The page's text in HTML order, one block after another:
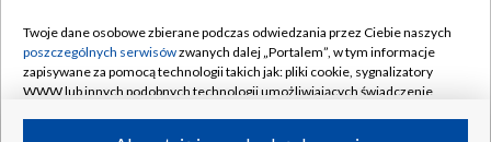
Rada Programowa
System NOS
Informacje o nadawcy
Kontakt
Kanały
Twoje dane osobowe zbierane podczas odwiedzania przez Ciebie naszych
poszczególnych serwisówzwanych dalej „Portalem”, w tym informacje
zapisywane za pomocą technologii takich jak: pliki cookie, sygnalizatory
WWW lub innych podobnych technologii umożliwiających świadczenie